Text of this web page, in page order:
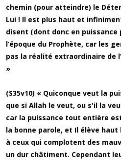
chemin (pour atteindre) le
Lui ! Il est plus haut et
disent (dont donc en
l’époque du Prophète, car les
pas la réalité extraordinaire de
»
(S35v10) « Quiconque veut la
que si Allah le veut, ou s'il la
car la puissance tout entière
la bonne parole, et Il élève
à ceux qui complotent des
un dur châtiment. Cependant